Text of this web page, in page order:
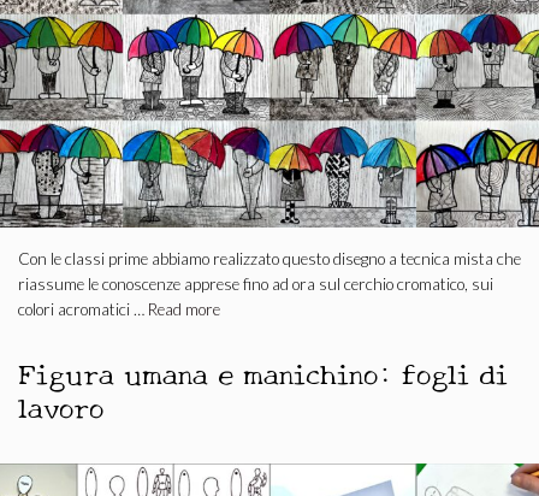
Con le classi prime abbiamo realizzato questo disegno a tecnica mista che
riassume le conoscenze apprese fino ad ora sul cerchio cromatico, sui
colori acromatici … Read more
Figura umana e manichino: fogli di
lavoro